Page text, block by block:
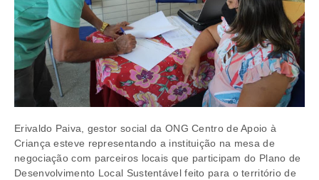
Erivaldo Paiva, gestor social da ONG Centro de Apoio à
Criança esteve representando a instituição na mesa de
negociação com parceiros locais que participam do Plano de
Desenvolvimento Local Sustentável feito para o território de